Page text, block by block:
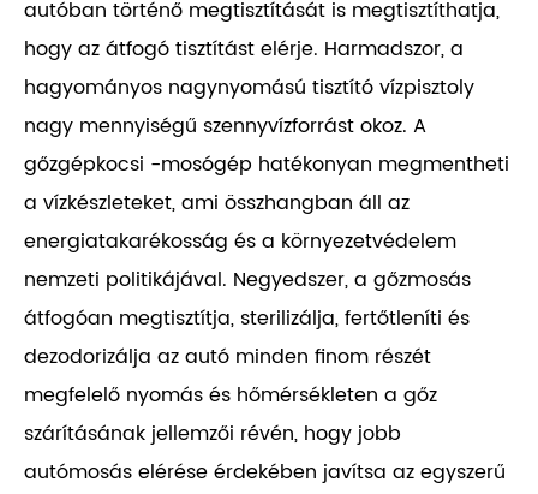
autóban történő megtisztítását is megtisztíthatja,
hogy az átfogó tisztítást elérje. Harmadszor, a
hagyományos nagynyomású tisztító vízpisztoly
nagy mennyiségű szennyvízforrást okoz. A
gőzgépkocsi -mosógép hatékonyan megmentheti
a vízkészleteket, ami összhangban áll az
energiatakarékosság és a környezetvédelem
nemzeti politikájával. Negyedszer, a gőzmosás
átfogóan megtisztítja, sterilizálja, fertőtleníti és
dezodorizálja az autó minden finom részét
megfelelő nyomás és hőmérsékleten a gőz
szárításának jellemzői révén, hogy jobb
autómosás elérése érdekében javítsa az egyszerű